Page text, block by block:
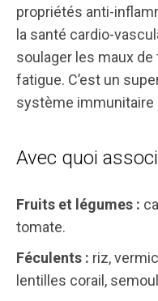
propriétés anti-
la santé cardio-
soulager les maux
fatigue. C’est un
système immunitaire
Avec quoi
Fruits et légumes :
tomate.
Féculents : riz,
lentilles corail,